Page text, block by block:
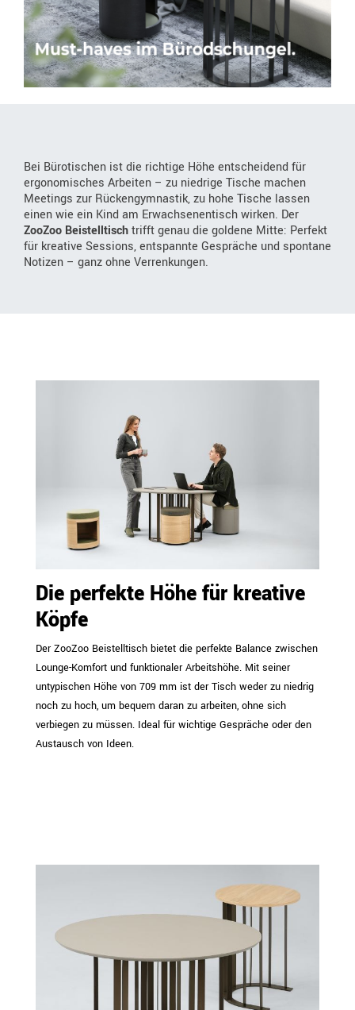
Bei Bürotischen ist die richtige Höhe entscheidend für
ergonomisches Arbeiten – zu niedrige Tische machen
Meetings zur Rückengymnastik, zu hohe Tische lassen
einen wie ein Kind am Erwachsenentisch wirken. Der
ZooZoo Beistelltischtrifft genau die goldene Mitte: Perfekt
für kreative Sessions, entspannte Gespräche und spontane
Notizen – ganz ohne Verrenkungen.
Die perfekte Höhe für kreative
Köpfe
Der ZooZoo Beistelltisch bietet die perfekte Balance zwischen
Lounge-Komfort und funktionaler Arbeitshöhe. Mit seiner
untypischen Höhe von 709 mm ist der Tisch weder zu niedrig
noch zu hoch, um bequem daran zu arbeiten, ohne sich
verbiegen zu müssen. Ideal für wichtige Gespräche oder den
Austausch von Ideen.